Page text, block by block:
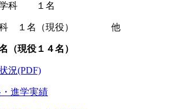
学科 １名
学科 １名（現役） 他
（現役１４名）
況(PDF)
進学実績